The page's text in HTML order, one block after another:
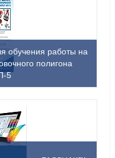
обучения работы на
полигона
5